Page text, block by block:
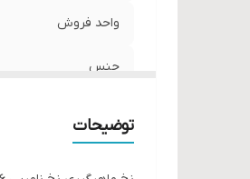
واحد فروش
جنس
توضیحات